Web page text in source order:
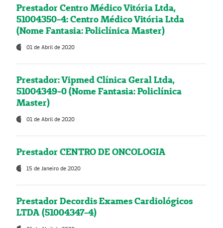
Prestador Centro Médico Vitória Ltda,
51004350-4: Centro Médico Vitória Ltda
(Nome Fantasia: Policlínica Master)
01 de Abril de 2020
Prestador: Vipmed Clínica Geral Ltda,
51004349-0 (Nome Fantasia: Policlínica
Master)
01 de Abril de 2020
Prestador CENTRO DE ONCOLOGIA
15 de Janeiro de 2020
Prestador Decordis Exames Cardiológicos
LTDA (51004347-4)